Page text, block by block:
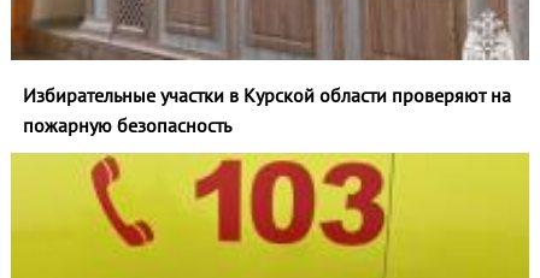
Избирательные участки в Курской области проверяют на
пожарную безопасность